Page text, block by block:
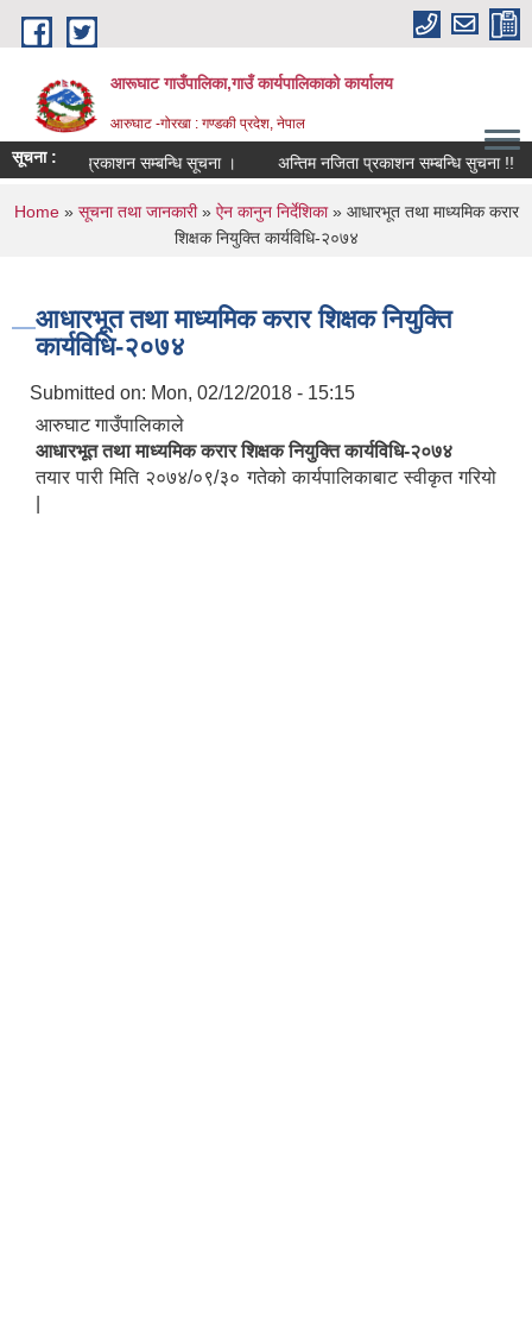
Skip to main content
आरूघाट गाउँपालिका,गाउँ कार्यपालिकाको कार्यालय
आरुघाट -गोरखा : गण्डकी प्रदेश, नेपाल
सूचना :
मिति प्रकाशन सम्बन्धि सूचना । अन्तिम नजिता प्रकाशन सम्बन्धि सुचना !!
You are here
Home» सूचना तथा जानकारी» ऐन कानुन निर्देशिका» आधारभूत तथा माध्यमिक करार
शिक्षक नियुक्ति कार्यविधि-२०७४
आधारभूत तथा माध्यमिक करार शिक्षक नियुक्ति
कार्यविधि-२०७४
Submitted on: Mon, 02/12/2018 - 15:15
आरुघाट गाउँपालिकाले
आधारभूत तथा माध्यमिक करार शिक्षक नियुक्ति कार्यविधि-२०७४
तयार पारी मिति २०७४/०९/३० गतेको कार्यपालिकाबाट स्वीकृत गरियो